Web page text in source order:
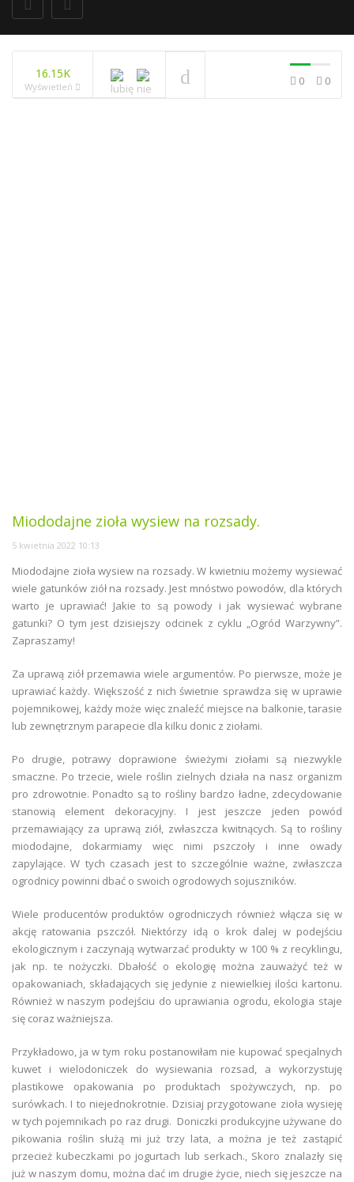
16.15K
Wyświetleń 0 0
Miododajne zioła wysiew na rozsady.
5 kwietnia 2022 10:13
Miododajne zioła wysiew na rozsady. W kwietniu możemy wysiewać
wiele gatunków ziół na rozsady. Jest mnóstwo powodów, dla których
warto je uprawiać! Jakie to są powody i jak wysiewać wybrane
gatunki? O tym jest dzisiejszy odcinek z cyklu „Ogród Warzywny”.
Zapraszamy!
Za uprawą ziół przemawia wiele argumentów. Po pierwsze, może je
uprawiać każdy. Większość z nich świetnie sprawdza się w uprawie
pojemnikowej, każdy może więc znaleźć miejsce na balkonie, tarasie
lub zewnętrznym parapecie dla kilku donic z ziołami.
Po drugie, potrawy doprawione świeżymi ziołami są niezwykle
smaczne. Po trzecie, wiele roślin zielnych działa na nasz organizm
pro zdrowotnie. Ponadto są to rośliny bardzo ładne, zdecydowanie
stanowią element dekoracyjny. I jest jeszcze jeden powód
przemawiający za uprawą ziół, zwłaszcza kwitnących. Są to rośliny
miododajne, dokarmiamy więc nimi pszczoły i inne owady
zapylające. W tych czasach jest to szczególnie ważne, zwłaszcza
ogrodnicy powinni dbać o swoich ogrodowych sojuszników.
Wiele producentów produktów ogrodniczych również włącza się w
akcję ratowania pszczół. Niektórzy idą o krok dalej w podejściu
ekologicznym i zaczynają wytwarzać produkty w 100 % z recyklingu,
jak np. te nożyczki. Dbałość o ekologię można zauważyć też w
opakowaniach, składających się jedynie z niewielkiej ilości kartonu.
Również w naszym podejściu do uprawiania ogrodu, ekologia staje
się coraz ważniejsza.
Przykładowo, ja w tym roku postanowiłam nie kupować specjalnych
kuwet i wielodoniczek do wysiewania rozsad, a wykorzystuję
plastikowe opakowania po produktach spożywczych, np. po
surówkach. I to niejednokrotnie. Dzisiaj przygotowane zioła wysieję
w tych pojemnikach po raz drugi. Doniczki produkcyjne używane do
pikowania roślin służą mi już trzy lata, a można je też zastąpić
przecież kubeczkami po jogurtach lub serkach., Skoro znalazły się
już w naszym domu, można dać im drugie życie, niech się jeszcze na